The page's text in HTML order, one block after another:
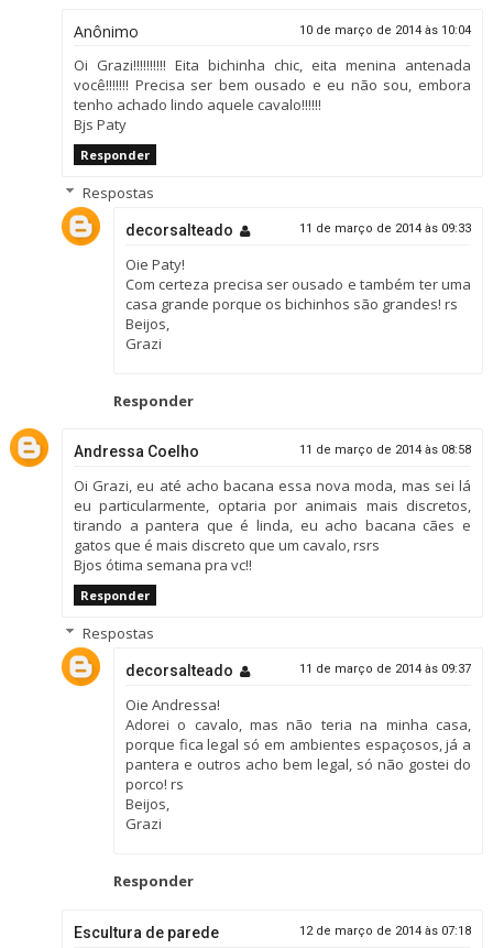
Anônimo 10 de março de 2014 às 10:04
Oi Grazi!!!!!!!!!! Eita bichinha chic, eita menina antenada
você!!!!!!! Precisa ser bem ousado e eu não sou, embora
tenho achado lindo aquele cavalo!!!!!!
Bjs Paty
Responder
Respostas
decorsalteado 11 de março de 2014 às 09:33
Oie Paty!
Com certeza precisa ser ousado e também ter uma
casa grande porque os bichinhos são grandes! rs
Beijos,
Grazi
Responder
Andressa Coelho 11 de março de 2014 às 08:58
Oi Grazi, eu até acho bacana essa nova moda, mas sei lá
eu particularmente, optaria por animais mais discretos,
tirando a pantera que é linda, eu acho bacana cães e
gatos que é mais discreto que um cavalo, rsrs
Bjos ótima semana pra vc!!
Responder
Respostas
decorsalteado 11 de março de 2014 às 09:37
Oie Andressa!
Adorei o cavalo, mas não teria na minha casa,
porque fica legal só em ambientes espaçosos, já a
pantera e outros acho bem legal, só não gostei do
porco! rs
Beijos,
Grazi
Responder
Escultura de parede 12 de março de 2014 às 07:18